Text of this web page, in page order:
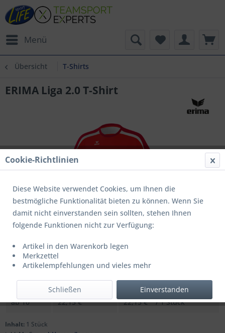
Menü
Übersicht T-Shirts
ERIMA Liga 2.0 T-Shirt
UVP: 36,99 € *
Menge
Stückpreis
Grundpreis
bis9 29,50 € * 29,50 € * / 1 Stück
ab10 22,15 € * 22,15 € * / 1 Stück
Inhalt: 1 Stück
Cookie-Richtlinien
Diese Website verwendet Cookies, um Ihnen die
bestmögliche Funktionalität bieten zu können. Wenn Sie
damit nicht einverstanden sein sollten, stehen Ihnen
folgende Funktionen nicht zur Verfügung:
Artikel in den Warenkorb legen
Merkzettel
Artikelempfehlungen und vieles mehr
Einverstanden
Schließen